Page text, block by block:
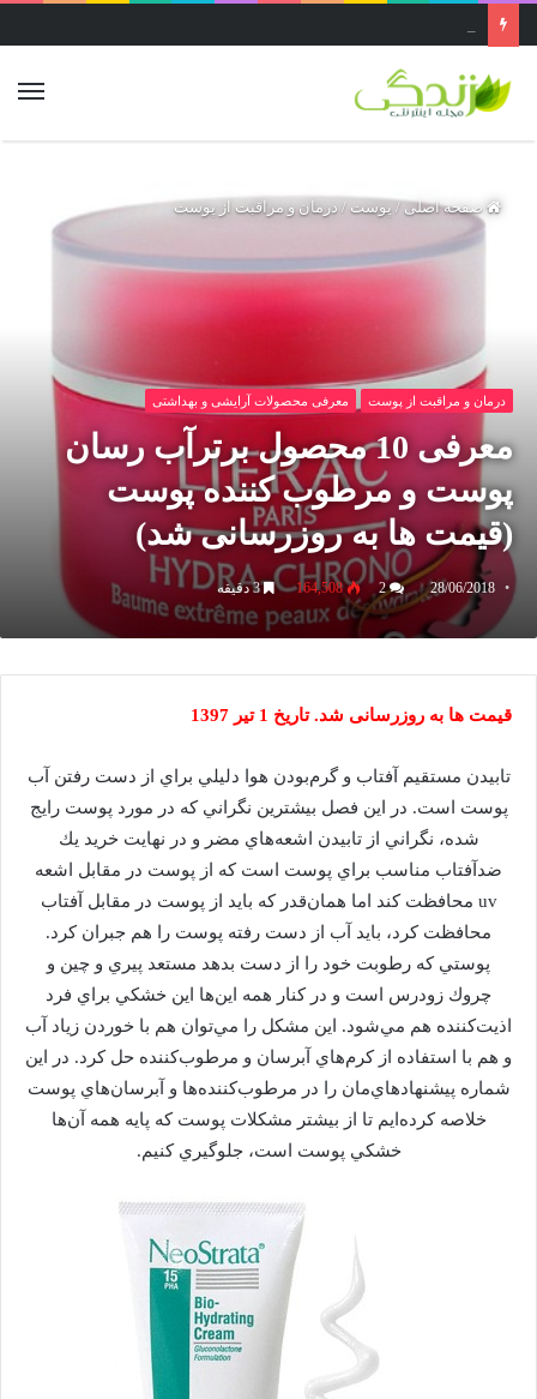
صفحه اصلی / پوست / درمان و مراقبت از پوست
درمان و مراقبت از پوست معرفی محصولات آرایشی و بهداشتی
معرفی 10 محصول برترآب رسان
پوست و مرطوب کننده پوست
(قیمت ها به روزرسانی شد)
28/06/2018
2
164,508 3 دقیقه
قیمت ها به روزرسانی شد. تاریخ 1 تیر 1397
تابيدن مستقيم آفتاب و گرم‌بودن هوا دليلي براي از دست رفتن آب
پوست است. در اين فصل بيشترين نگراني كه در مورد پوست رايج
شده، نگراني از تابيدن اشعه‌هاي مضر و در نهايت خريد يك
ضد‌آفتاب مناسب براي پوست است كه از پوست در مقابل اشعه
uv محافظت كند اما همان‌قدر كه بايد از پوست در مقابل آفتاب
محافظت كرد، بايد آب از دست رفته پوست را هم جبران كرد.
پوستي كه رطوبت خود را از دست بدهد مستعد پيري و چين و
چروك زودرس است و در كنار همه اين‌ها اين خشكي براي فرد
اذيت‌كننده هم مي‌شود. اين مشكل را مي‌توان هم با خوردن زياد آب
و هم با استفاده از كرم‌هاي آبرسان و مرطوب‌كننده حل كرد. در اين
شماره پيشنهاد‌هاي‌مان را در مرطوب‌كننده‌ها و آبرسان‌هاي پوست
خلاصه كرده‌ايم تا از بيشتر مشكلات پوست كه پايه همه آن‌ها
خشكي پوست است، جلوگيري كنيم.